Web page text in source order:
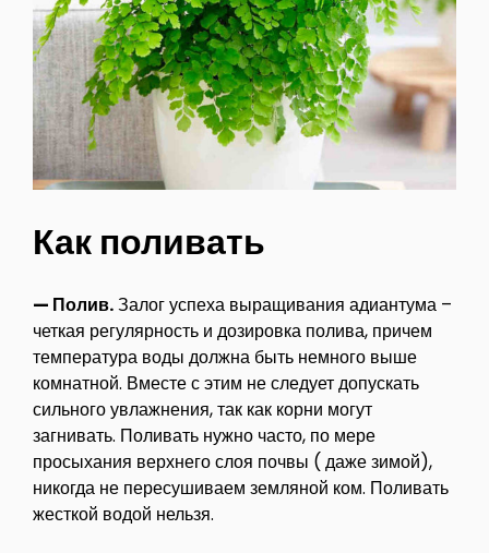
Как поливать
— Полив.Залог успеха выращивания адиантума –
четкая регулярность и дозировка полива, причем
температура воды должна быть немного выше
комнатной. Вместе с этим не следует допускать
сильного увлажнения, так как корни могут
загнивать. Поливать нужно часто, по мере
просыхания верхнего слоя почвы ( даже зимой),
никогда не пересушиваем земляной ком. Поливать
жесткой водой нельзя.